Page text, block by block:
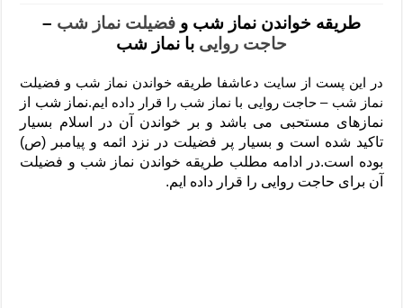
دعای رفع فقر و طلب رزق و روزی – آیه‌ جلب ثروت و برکت مال
لا حول ولا قوة الا بالله برای چشم زخم – دعای چشم زخم ماشاالله
دعای قوی رفع ترس – دعای مجرب برای آرامش قلب و رفع اضطراب
دعا برای پولدار شدن در یک روز – دعای ثروت حضرت سلیمان
طریقه خواندن نماز شب و فضیلت نماز شب –
حاجت روایی با نماز شب
در این پست از سایت دعاشفا طریقه خواندن نماز شب و فضیلت
نماز شب – حاجت روایی با نماز شب را قرار داده ایم.نماز شب از
نمازهای مستحبی می باشد و بر خواندن آن در اسلام بسیار
تاکید شده است و بسیار پر فضیلت در نزد ائمه و پیامبر (ص)
بوده است.در ادامه مطلب طریقه خواندن نماز شب و فضیلت
آن برای حاجت روایی را قرار داده ایم.